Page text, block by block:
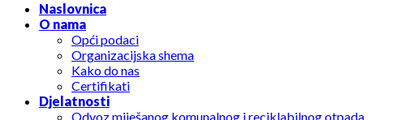
Naslovnica
O nama
Opći podaci
Organizacijska shema
Kako do nas
Certifikati
Djelatnosti
Odvoz miješanog komunalnog i reciklabilnog otpada